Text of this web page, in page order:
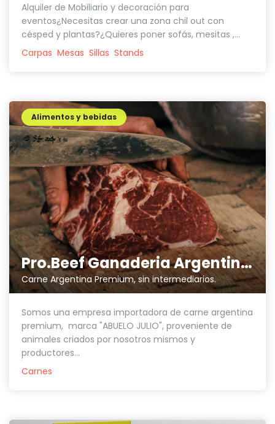
Alquiler de Mobiliario y decoración para
eventos¿Necesitas crear una zona chil out con
césped y plantas?¿Quieres poner sofás, mesitas ,...
Carpas Mesas Sillas Stands
Pro.Beef Ganaderia Argentina SL
Carne Argentina Premium, sin intermediarios.
Alimentos y bebidas
Somos una empresa importadora de carne argentina
premium, marca "ABUELO JULIO", proveniente de
animales criados por nosotros mismos y
productores...
Carnes